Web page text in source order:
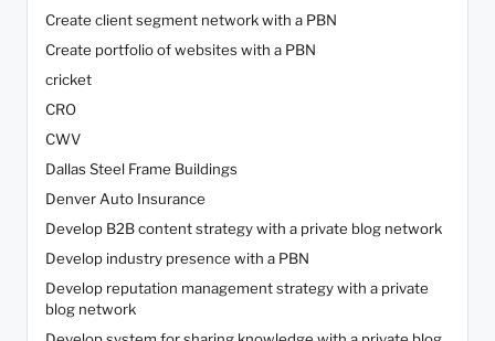
Create client segment network with a PBN
Create portfolio of websites with a PBN
cricket
CRO
CWV
Dallas Steel Frame Buildings
Denver Auto Insurance
Develop B2B content strategy with a private blog network
Develop industry presence with a PBN
Develop reputation management strategy with a private
blog network